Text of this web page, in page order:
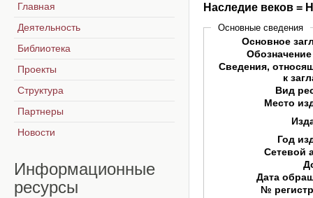
Наследие веков =
Основные сведения
Основное
Сведения,
к
Вид
Место
Год
Сетевой
Дата
№
Главная
Деятельность
Библиотека
Проекты
Структура
Партнеры
Новости
Информационные
ресурсы